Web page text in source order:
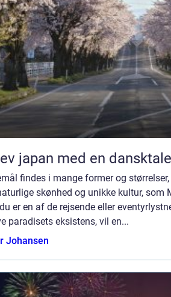
japan med en
findes i mange former og
skønhed og unikke kultur, som
er en af de rejsende eller
paradisets eksistens, vil en...
Johansen